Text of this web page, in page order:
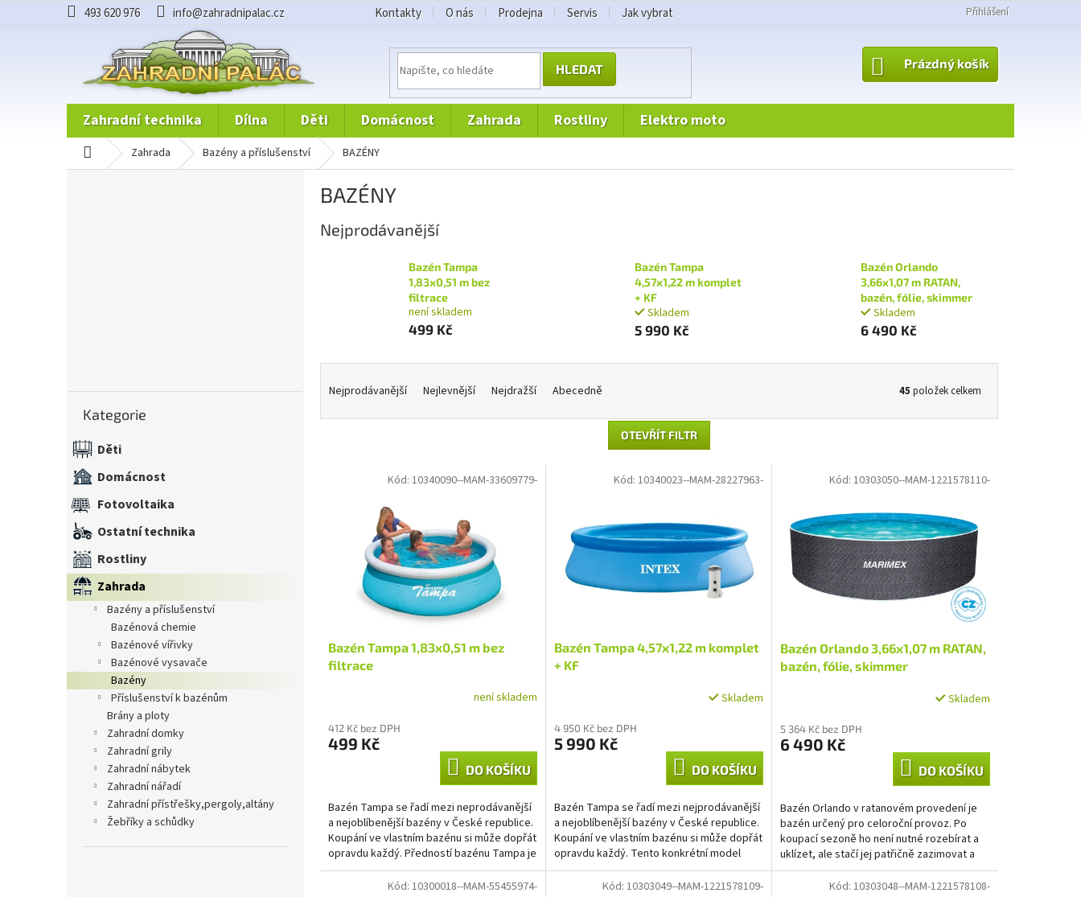
na
493 620 976 info@zahradnipalac.cz Kontakty O nás Prodejna Servis Jak vybrat Přihlášení
HLEDAT
NÁKUPNÍ
KOŠÍK
Prázdný košík
zahradní technika dílna děti domácnost zahrada rostliny elektro moto
domů zahrada bazény a příslušenství BAZÉNY
e
kategorie
Kategorie
Děti
Domácnost
Fotovoltaika
Ostatní technika
Rostliny
Zahrada
bazény a příslušenství
bazénová chemie
bazénové vířivky
bazénové vysavače
bazény
příslušenství k bazénům
brány a ploty
zahradní domky
zahradní grily
zahradní nábytek
zahradní nářadí
zahradní přístřešky,pergoly,altány
žebříky a schůdky
BAZÉNY
Nejprodávanější
Bazén Tampa
1,83x0,51 m bez
filtrace
není skladem
499 Kč
Bazén Tampa
4,57x1,22 m komplet
+ KF
Skladem
5 990 Kč
Bazén Orlando
3,66x1,07 m RATAN,
bazén, fólie, skimmer
Skladem
6 490 Kč
e
Nejprodávanější Nejlevnější Nejdražší Abecedně 45 položek celkem
OTEVŘÍT FILTR
Bazén Tampa 1,83x0,51 m bez
filtrace
není skladem
412 Kč bez DPH
499 Kč
DO KOŠÍKU
Bazén Tampa se řadí mezi neprodávanější
a nejoblíbenější bazény v České republice.
Koupání ve vlastním bazénu si může dopřát
opravdu každý. Předností bazénu Tampa je
nízká cena,...
Kód: 10340090--MAM-33609779-
Bazén Tampa 4,57x1,22 m komplet
+ KF
Skladem
4 950 Kč bez DPH
5 990 Kč
DO KOŠÍKU
Bazén Tampa se řadí mezi nejprodávanější
a nejoblíbenější bazény v České republice.
Koupání ve vlastním bazénu si může dopřát
opravdu každý. Tento konkrétní model
poskytne velký...
Kód: 10340023--MAM-28227963-
Bazén Orlando 3,66x1,07 m RATAN,
bazén, fólie, skimmer
Skladem
5 364 Kč bez DPH
6 490 Kč
DO KOŠÍKU
Bazén Orlando v ratanovém provedení je
bazén určený pro celoroční provoz. Po
koupací sezoně ho není nutné rozebírat a
uklízet, ale stačí jej patřičně zazimovat a
další rok před...
Kód: 10303050--MAM-1221578110-
Kód: 10300018--MAM-55455974- Kód: 10303049--MAM-1221578109- Kód: 10303048--MAM-1221578108-